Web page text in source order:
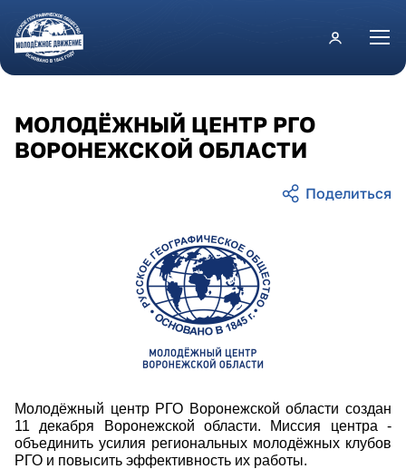
Перейти к основному содержанию
МОЛОДЁЖНЫЙ ЦЕНТР РГО
ВОРОНЕЖСКОЙ ОБЛАСТИ
voronezhskaya.png
Молодёжный центр РГО Воронежской области создан
11 декабря Воронежской области. Миссия центра -
объединить усилия региональных молодёжных клубов
РГО и повысить эффективность их работы.